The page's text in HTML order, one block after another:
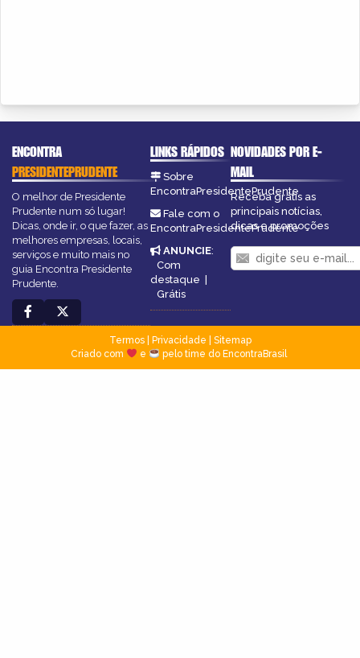
ENCONTRA
PRESIDENTEPRUDENTE
O melhor de Presidente
Prudente num só lugar!
Dicas, onde ir, o que fazer, as
melhores empresas, locais,
serviços e muito mais no
guia Encontra Presidente
Prudente.
LINKS RÁPIDOS
Sobre
EncontraPresidentePrudente
Fale com o
EncontraPresidentePrudente
ANUNCIE:
Com
destaque |
Grátis
NOVIDADES POR E-
MAIL
Receba grátis as
principais notícias,
dicas e promoções
Termos| Privacidade
Sitemap
Criado com
e pelo time do EncontraBrasil